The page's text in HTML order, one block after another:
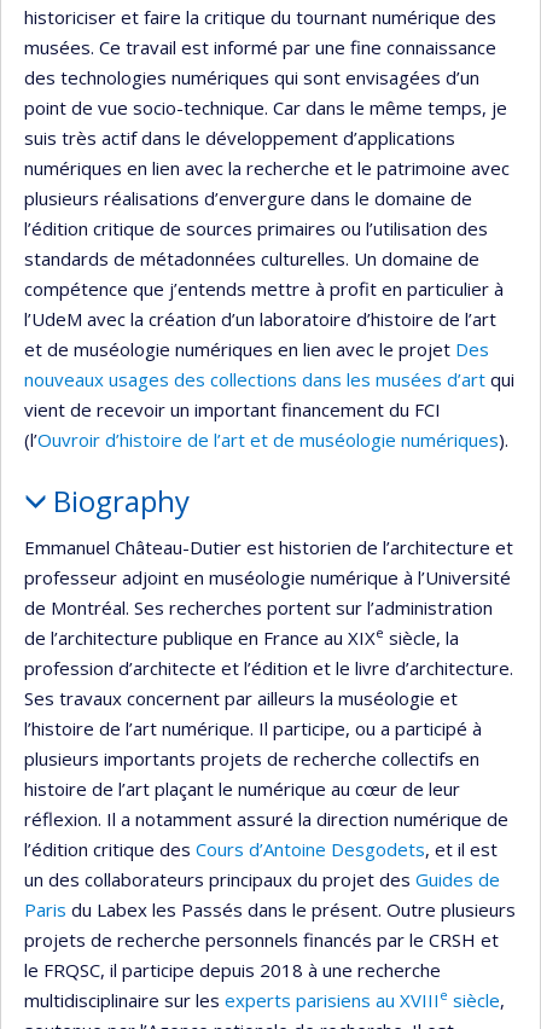
historiciser et faire la critique du tournant numérique des
musées. Ce travail est informé par une fine connaissance
des technologies numériques qui sont envisagées d’un
point de vue socio-technique. Car dans le même temps, je
suis très actif dans le développement d’applications
numériques en lien avec la recherche et le patrimoine avec
plusieurs réalisations d’envergure dans le domaine de
l’édition critique de sources primaires ou l’utilisation des
standards de métadonnées culturelles. Un domaine de
compétence que j’entends mettre à profit en particulier à
l’UdeM avec la création d’un laboratoire d’histoire de l’art
et de muséologie numériques en lien avec le projet Des
nouveaux usages des collections dans les musées d’art qui
vient de recevoir un important financement du FCI
(l’Ouvroir d’histoire de l’art et de muséologie numériques).
Biography
Emmanuel Château-Dutier est historien de l’architecture et
professeur adjoint en muséologie numérique à l’Université
de Montréal. Ses recherches portent sur l’administration
de l’architecture publique en France au XIXe siècle, la
profession d’architecte et l’édition et le livre d’architecture.
Ses travaux concernent par ailleurs la muséologie et
l’histoire de l’art numérique. Il participe, ou a participé à
plusieurs importants projets de recherche collectifs en
histoire de l’art plaçant le numérique au cœur de leur
réflexion. Il a notamment assuré la direction numérique de
l’édition critique des Cours d’Antoine Desgodets, et il est
un des collaborateurs principaux du projet des Guides de
Paris du Labex les Passés dans le présent. Outre plusieurs
projets de recherche personnels financés par le CRSH et
le FRQSC, il participe depuis 2018 à une recherche
multidisciplinaire sur les experts parisiens au XVIII e siècle,